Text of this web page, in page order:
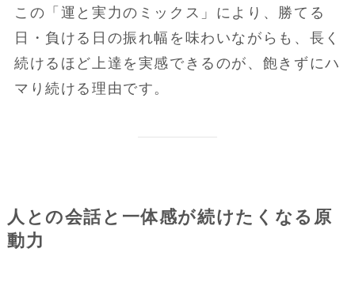
この「運と実力のミックス」により、勝てる
日・負ける日の振れ幅を味わいながらも、長く
続けるほど上達を実感できるのが、飽きずにハ
マり続ける理由です。
人との会話と一体感が続けたくなる原
動力